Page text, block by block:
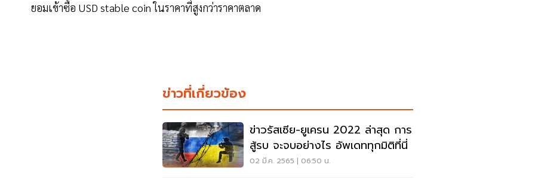
ยอมเข้าซื้อ USD stable coin ในราคาที่สูงกว่าราคาตลาด
ข่าวที่เกี่ยวข้อง
ข่าวรัสเซีย-ยูเครน 2022 ล่าสุด การ
สู้รบ จะจบอย่างไร อัพเดททุกมิติที่นี่
02 มี.ค. 2565 | 06:50 น.